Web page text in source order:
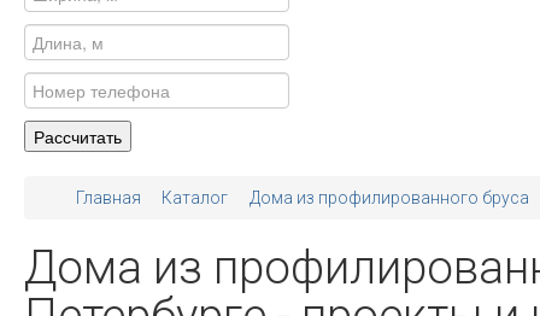
Главная Каталог Дома из профилированного бруса
Дома из